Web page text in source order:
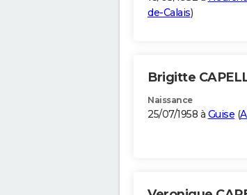
de-Calais)
Brigitte
Naissance
25/07/1958 à Guise (